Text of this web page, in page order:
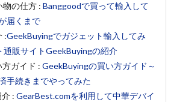
物の仕方 : Banggoodで買って輸入して
届くまで
:GeekBuyingでガジェット輸入してみ
通販サイトGeekBuyingの紹介
方ガイド : GeekBuyingの買い方ガイド～
手続きまでやってみた
: GearBest.comを利用して中華デバイ